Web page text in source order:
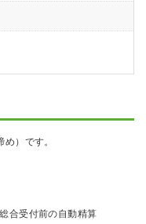
）です。
合受付前の自動精算